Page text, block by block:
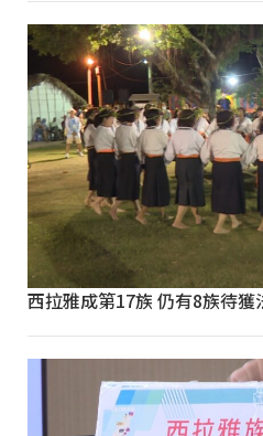
西拉雅成第17族 仍有8族待獲